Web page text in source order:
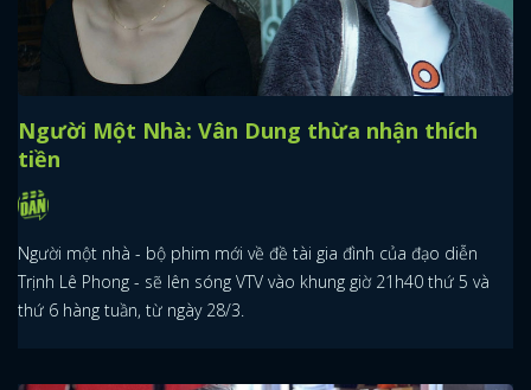
Người Một Nhà: Vân Dung thừa nhận thích
tiền
Người một nhà - bộ phim mới về đề tài gia đình của đạo diễn
Trịnh Lê Phong - sẽ lên sóng VTV vào khung giờ 21h40 thứ 5 và
thứ 6 hàng tuần, từ ngày 28/3.